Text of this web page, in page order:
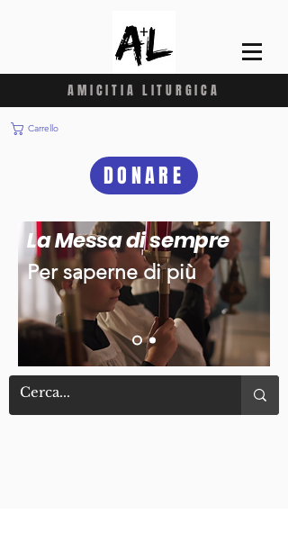
AMICITIA LITURGICA
Carrello
DONARE
La Messa di sempre
Per saperne di più